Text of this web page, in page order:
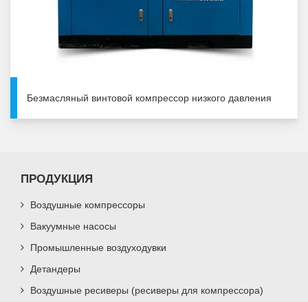
Безмасляный винтовой компрессор низкого давления
ПРОДУКЦИЯ
Воздушные компрессоры
Вакуумные насосы
Промышленные воздуходувки
Детандеры
Воздушные ресиверы (ресиверы для компрессора)